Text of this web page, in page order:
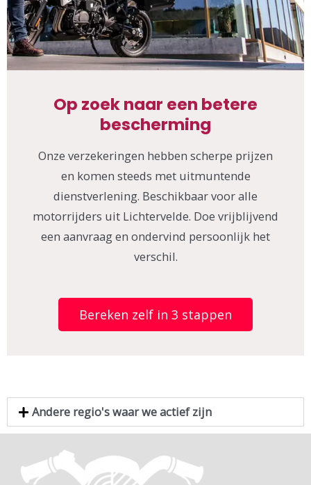
Op zoek naar een betere
bescherming
Onze verzekeringen hebben scherpe prijzen
en komen steeds met uitmuntende
dienstverlening. Beschikbaar voor alle
motorrijders uit Lichtervelde. Doe vrijblijvend
een aanvraag en ondervind persoonlijk het
verschil.
Bereken zelf in 3 stappen
Andere regio's waar we actief zijn